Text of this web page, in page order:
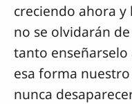
creciendo ahora
no se olvidarán
tanto
esa forma
nunca